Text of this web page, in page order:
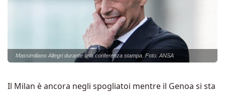
Massimiliano Allegri durante una conferenza stampa. Foto: ANSA
Il Milan è ancora negli spogliatoi mentre il Genoa si sta